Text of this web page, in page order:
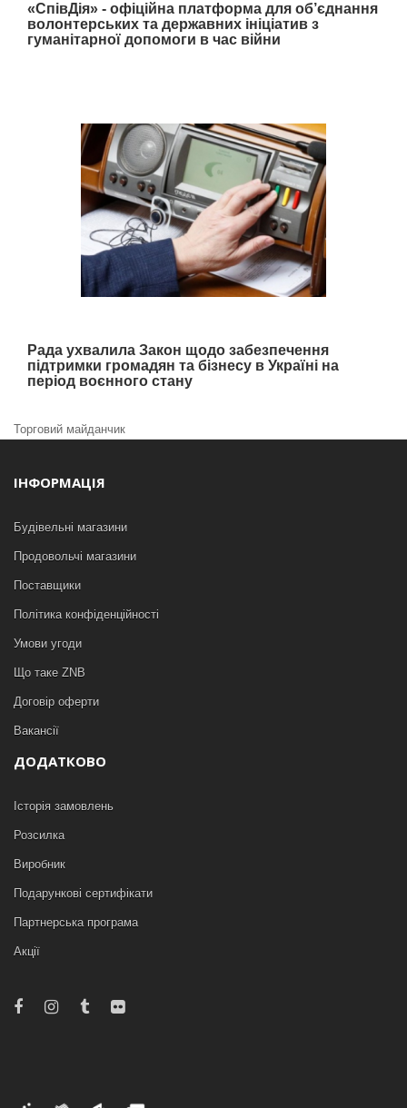
«СпівДія» - офіційна платформа для об’єднання
волонтерських та державних ініціатив з
гуманітарної допомоги в час війни
Рада ухвалила Закон щодо забезпечення
підтримки громадян та бізнесу в Україні на
період воєнного стану
Торговий майданчик
ІНФОРМАЦІЯ
Будівельні магазини
Продовольчі магазини
Поставщики
Політика конфіденційності
Умови угоди
Що таке ZNB
Договір оферти
Вакансії
ДОДАТКОВО
Історія замовлень
Розсилка
Виробник
Подарункові сертифікати
Партнерська програма
Акції